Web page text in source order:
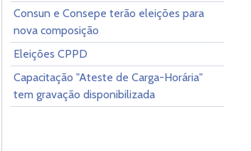
Consun e Consepe terão eleições para
nova composição
Eleições CPPD
Capacitação "Ateste de Carga-Horária"
tem gravação disponibilizada